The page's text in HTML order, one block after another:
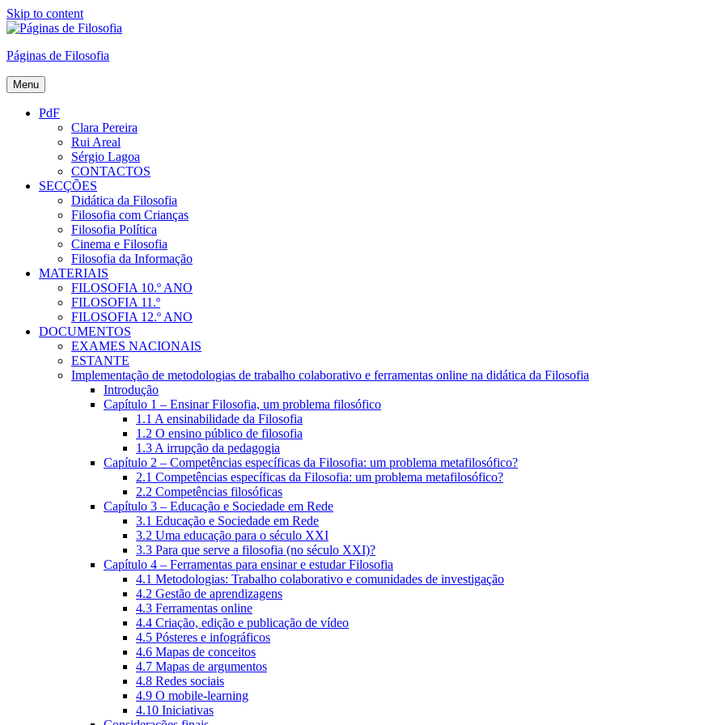
Skip to content
Páginas de Filosofia
Menu
PdF
Clara Pereira
Rui Areal
Sérgio Lagoa
CONTACTOS
SECÇÕES
Didática da Filosofia
Filosofia com Crianças
Filosofia Política
Cinema e Filosofia
Filosofia da Informação
MATERIAIS
FILOSOFIA 10.º ANO
FILOSOFIA 11.º
FILOSOFIA 12.º ANO
DOCUMENTOS
EXAMES NACIONAIS
ESTANTE
Implementação de metodologias de trabalho colaborativo e ferramentas online na didática da Filosofia
Introdução
Capítulo 1 – Ensinar Filosofia, um problema filosófico
1.1 A ensinabilidade da Filosofia
1.2 O ensino público de filosofia
1.3 A irrupção da pedagogia
Capítulo 2 – Competências específicas da Filosofia: um problema metafilosófico?
2.1 Competências específicas da Filosofia: um problema metafilosófico?
2.2 Competências filosóficas
Capítulo 3 – Educação e Sociedade em Rede
3.1 Educação e Sociedade em Rede
3.2 Uma educação para o século XXI
3.3 Para que serve a filosofia (no século XXI)?
Capítulo 4 – Ferramentas para ensinar e estudar Filosofia
4.1 Metodologias: Trabalho colaborativo e comunidades de investigação
4.2 Gestão de aprendizagens
4.3 Ferramentas online
4.4 Criação, edição e publicação de vídeo
4.5 Pósteres e infográficos
4.6 Mapas de conceitos
4.7 Mapas de argumentos
4.8 Redes sociais
4.9 O mobile-learning
4.10 Iniciativas